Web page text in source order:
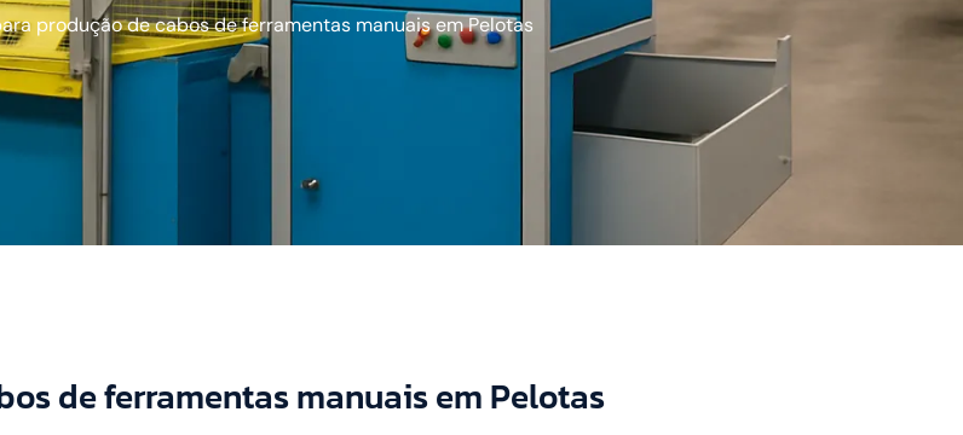
produção de cabos de ferramentas manuais em Pelotas
de ferramentas manuais em Pelotas